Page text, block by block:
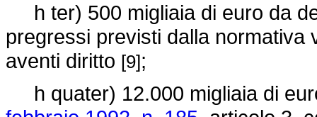
h ter) 500 migliaia di euro da
pregressi previsti dalla normativa
aventi diritto [9];
h quater) 12.000 migliaia di